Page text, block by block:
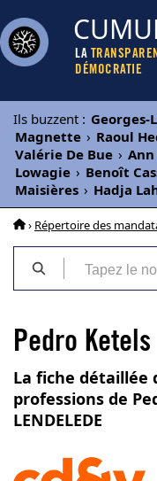
LA
DÉMOCRATIE
Ils buzzent : Georges-
Magnette › Raoul
Valérie De Bue ›
Lowagie › Benoît
Maisières › Hadja
› Répertoire des
Pedro Ketels
La fiche détaillée
professions de
LENDELEDE